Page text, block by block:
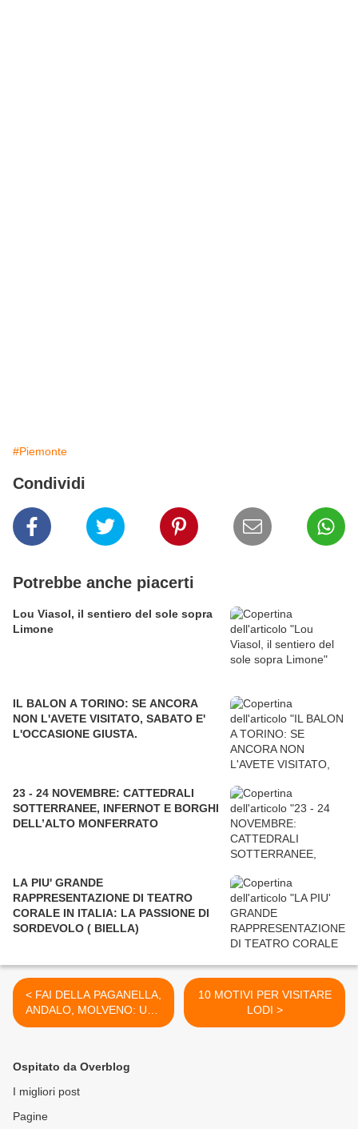
#Piemonte
Condividi
Potrebbe anche piacerti
Lou Viasol, il sentiero del sole sopra
Limone
IL BALON A TORINO: SE ANCORA
NON L'AVETE VISITATO, SABATO E'
L'OCCASIONE GIUSTA.
23 - 24 NOVEMBRE: CATTEDRALI
SOTTERRANEE, INFERNOT E BORGHI
DELL’ALTO MONFERRATO
LA PIU' GRANDE
RAPPRESENTAZIONE DI TEATRO
CORALE IN ITALIA: LA PASSIONE DI
SORDEVOLO ( BIELLA)
< FAI DELLA PAGANELLA,
ANDALO, MOLVENO: UNA
VACANZA TUTTA BIANCA
10 MOTIVI PER VISITARE
LODI >
Ospitato da Overblog
I migliori post
Pagine